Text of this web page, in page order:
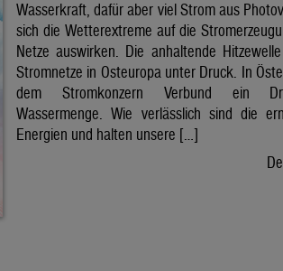
Wasserkraft, dafür aber viel Strom aus
sich die Wetterextreme auf die
Netze auswirken. Die anhaltende
Stromnetze in Osteuropa unter Druck. In
dem Stromkonzern Verbund ein
Wassermenge. Wie verlässlich sind die
Energien und halten unsere […]